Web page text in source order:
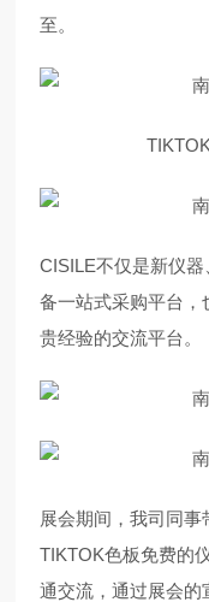
至。
CISILE不仅是新仪器
备一站式采购平台
贵经验的交流平台。
展会期间，我司同
TIKTOK色板免费的仪
通交流，通过展会的